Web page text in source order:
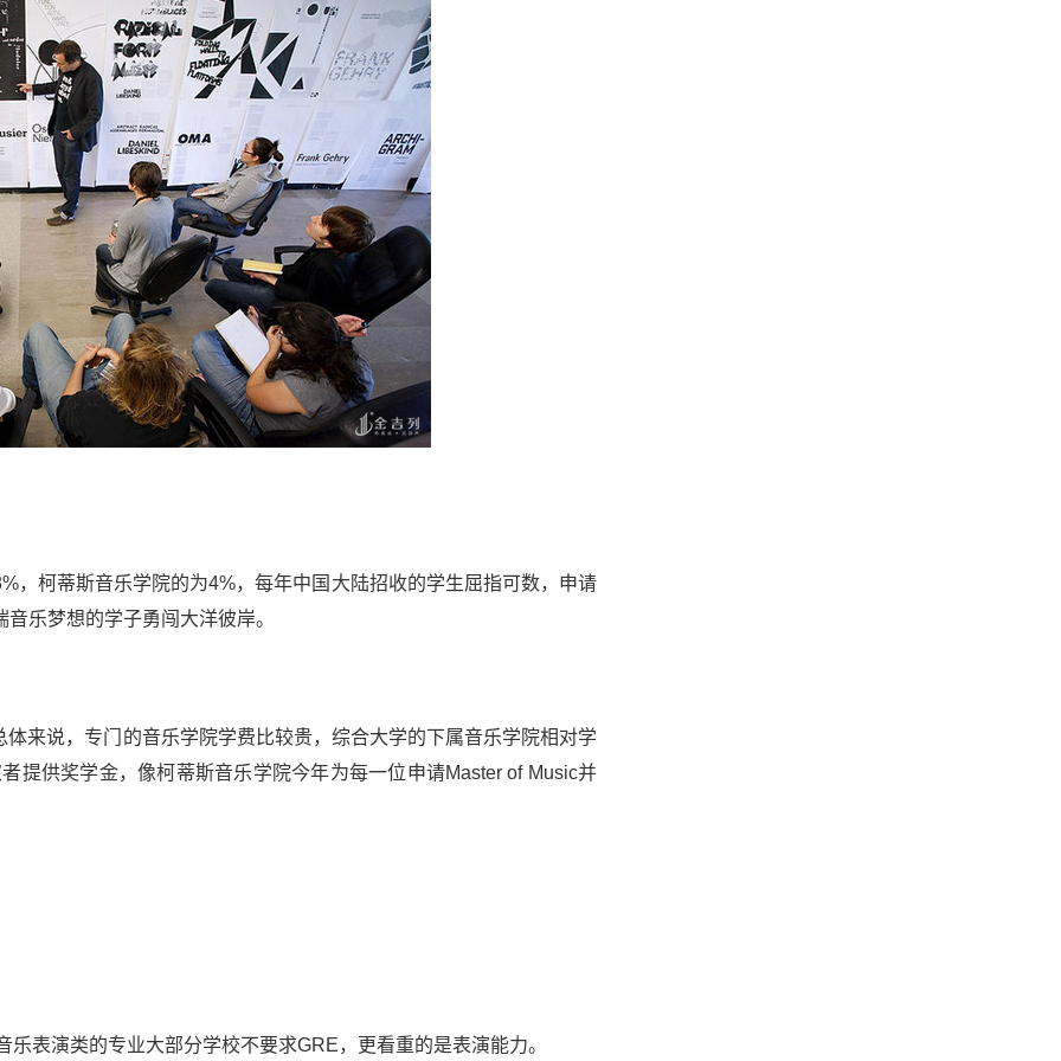
，柯蒂斯音乐学院的为4%，每年中国大陆招收的学生屈指可数，申请
乐梦想的学子勇闯大洋彼岸。
来说，专门的音乐学院学费比较贵，综合大学的下属音乐学院相对学
提供奖学金，像柯蒂斯音乐学院今年为每一位申请Master of Music并
表演类的专业大部分学校不要求GRE，更看重的是表演能力。